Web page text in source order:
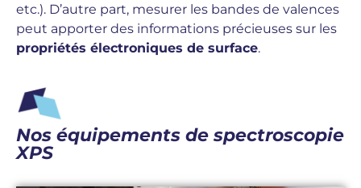
etc.). D’autre part, mesurer les bandes de valences
peut apporter des informations précieuses sur les
propriétés électroniques de surface.
Nos équipements de spectroscopie
XPS